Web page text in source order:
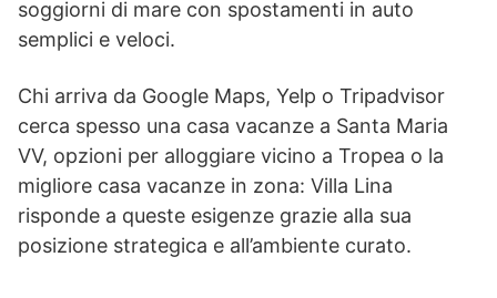
soggiorni di mare con spostamenti in auto
semplici e veloci.
Chi arriva da Google Maps, Yelp o Tripadvisor
cerca spesso una casa vacanze a Santa Maria
VV, opzioni per alloggiare vicino a Tropea o la
migliore casa vacanze in zona: Villa Lina
risponde a queste esigenze grazie alla sua
posizione strategica e all’ambiente curato.